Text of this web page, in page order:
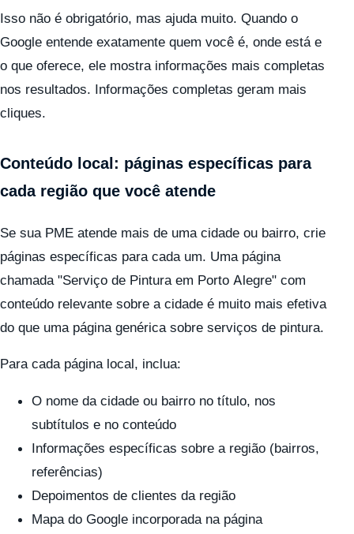
Isso não é obrigatório, mas ajuda muito. Quando o
Google entende exatamente quem você é, onde está e
o que oferece, ele mostra informações mais completas
nos resultados. Informações completas geram mais
cliques.
Conteúdo local: páginas específicas para
cada região que você atende
Se sua PME atende mais de uma cidade ou bairro, crie
páginas específicas para cada um. Uma página
chamada "Serviço de Pintura em Porto Alegre" com
conteúdo relevante sobre a cidade é muito mais efetiva
do que uma página genérica sobre serviços de pintura.
Para cada página local, inclua:
O nome da cidade ou bairro no título, nos
subtítulos e no conteúdo
Informações específicas sobre a região (bairros,
referências)
Depoimentos de clientes da região
Mapa do Google incorporada na página